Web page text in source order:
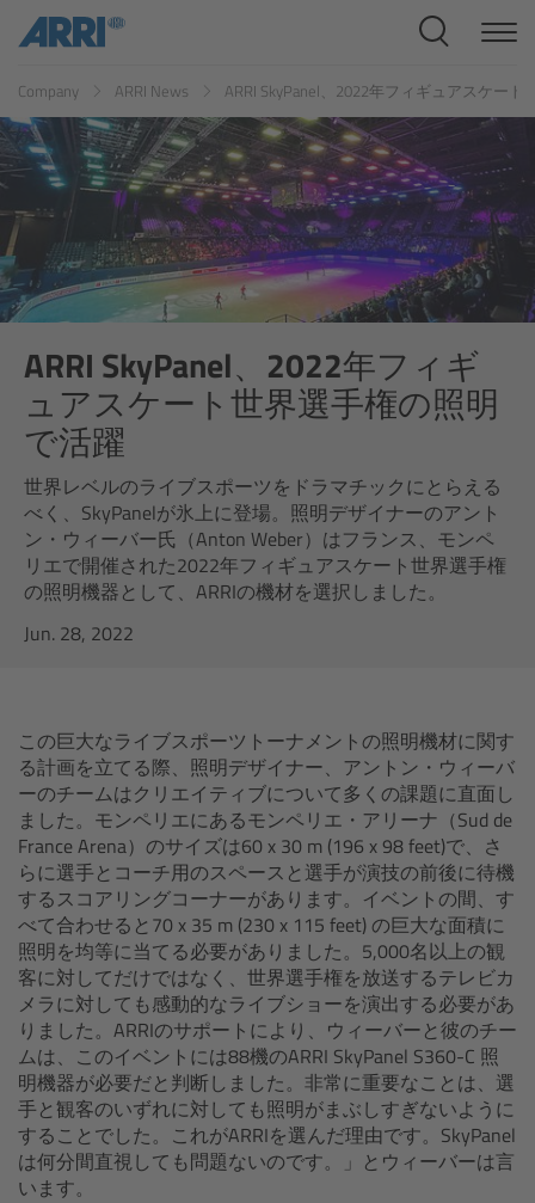
ES KR
Company ARRI News ARRI SkyPanel、2022年フィギュアスケー
ARRI SkyPanel、2022年フィギ
ュアスケート世界選手権の照明
で活躍
世界レベルのライブスポーツをドラマチックにとらえる
べく、SkyPanelが氷上に登場。照明デザイナーのアント
ン・ウィーバー氏（Anton Weber）はフランス、モンペ
リエで開催された2022年フィギュアスケート世界選手権
の照明機器として、ARRIの機材を選択しました。
Jun. 28, 2022
この巨大なライブスポーツトーナメントの照明機材に関す
る計画を立てる際、照明デザイナー、アントン・ウィーバ
ーのチームはクリエイティブについて多くの課題に直面し
ました。モンペリエにあるモンペリエ・アリーナ（Sud de
France Arena）のサイズは60 x 30 m (196 x 98 feet)で、さ
らに選手とコーチ用のスペースと選手が演技の前後に待機
するスコアリングコーナーがあります。イベントの間、す
べて合わせると70 x 35 m (230 x 115 feet) の巨大な面積に
照明を均等に当てる必要がありました。5,000名以上の観
客に対してだけではなく、世界選手権を放送するテレビカ
メラに対しても感動的なライブショーを演出する必要があ
りました。ARRIのサポートにより、ウィーバーと彼のチー
ムは、このイベントには88機のARRI SkyPanel S360-C 照
明機器が必要だと判断しました。非常に重要なことは、選
手と観客のいずれに対しても照明がまぶしすぎないように
することでした。これがARRIを選んだ理由です。SkyPanel
は何分間直視しても問題ないのです。」とウィーバーは言
います。
Cine Systems
Overview
Cine Cameras
Overview
ALEXA 265
ALEXA 35 Xtreme
ALEXA Mini LF
ALEXA LF
AMIRA
Legacy
ALEXA Mini
ALEXA SXT W
ALEXA 35
Cine Camera Components
Overview
Camera Companion App
Camera Control Monitor CCM-1
Audio Extension Module AEM-1